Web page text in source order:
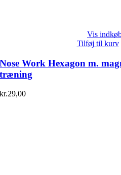
Vis
Tilføj til kurv
Nose Work Hexagon m.
træning
kr.29,00